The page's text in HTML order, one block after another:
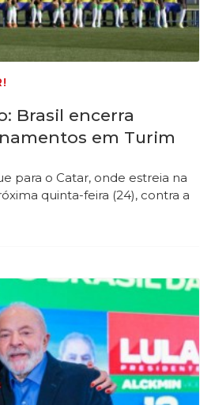
Brasil encerra
em Turim
para o Catar, onde estreia na
quinta-feira (24), contra a